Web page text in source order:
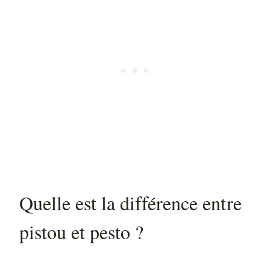
Quelle est la différence entre
pistou et pesto ?